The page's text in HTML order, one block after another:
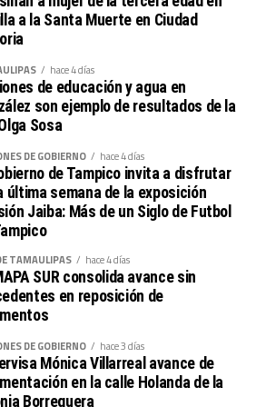
semanas se han atendido
eléctrico y que han sido
en algunos casos, equipos de
para verificar los trabajos
de la
no representa necesariamente el
casos, varios ciudadanos
resultado de una misma
que este lunes, se realizó una
Federal de Electricidad,
a la Santa Muerte en Ciudad
hace 4 días
de educación y agua en
son ejemplo de resultados de la
Sosa
DE GOBIERNO hace 4 días
de Tampico invita a disfrutar
última semana de la exposición
Jaiba: Más de un Siglo de Futbol
TAMAULIPAS hace 4 días
SUR consolida avance sin
en reposición de
DE GOBIERNO hace 3 días
Mónica Villarreal avance de
en la calle Holanda de la
Borreguera